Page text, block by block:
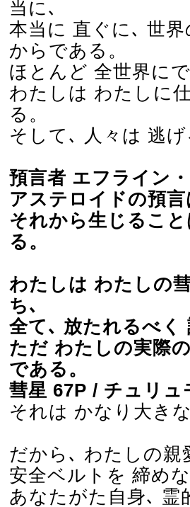
当に､
本当に 直ぐに､ 世
からである。
ほとんど 全世界に
わたしは わたしに
る。
そして､ 人々は 逃
預言者 エフライン
アステロイドの預
それから生じるこ
る。
わたしは わたしの
ち､
全て､ 放たれるべく
ただ わたしの実際
である。
彗星 67P / チュリ
それは かなり大き
だから､ わたしの親
安全ベルトを 締め
あなたがた自身､ 霊